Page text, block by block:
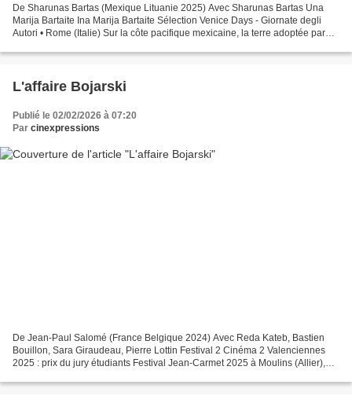
De Sharunas Bartas (Mexique Lituanie 2025) Avec Sharunas Bartas Una
Marija Bartaite Ina Marija Bartaite Sélection Venice Days - Giornate degli
Autori • Rome (Italie) Sur la côte pacifique mexicaine, la terre adoptée par
L'affaire Bojarski
Publié le 02/02/2026 à 07:20
Par cinexpressions
De Jean-Paul Salomé (France Belgique 2024) Avec Reda Kateb, Bastien
Bouillon, Sara Giraudeau, Pierre Lottin Festival 2 Cinéma 2 Valenciennes
2025 : prix du jury étudiants Festival Jean-Carmet 2025 à Moulins (Allier),